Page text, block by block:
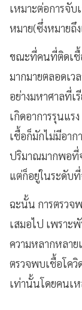
เหมาะต่อการจับ
หมาย(ซึ่งหมายถึ
ขณะที่คนที่ติดเชื้
มากมายตลอดเว
อย่างมหาศาลที่เ
เกิดอาการรุนแ
เชื้อก็มักไม่มีอาก
ปริมาณมากพอที่จ
แต่ก็อยู่ในระดับ
ฉะนั้น การตรวจ
เสมอไป เพราะ
ความหลากหลา
ตรวจพบเชื้อโค
เท่านั้นโดยคนเ